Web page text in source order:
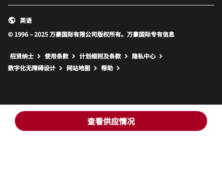
查看供应情况
© 1996 – 2025 万豪国际有限公司版权所有。万豪国际专有信息
英语
招贤纳士 使用条款 计划细则及条款
隐私中心
数字化无障碍设计
网站地图 打开新窗口
帮助